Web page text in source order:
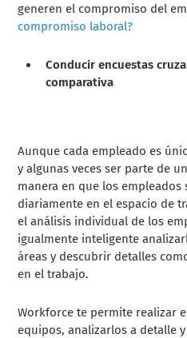
generen el compromiso del
compromiso laboral?
Conducir encuestas
comparativa
Aunque cada empleado es
y algunas veces ser parte de
manera en que los empleados
diariamente en el espacio de
el análisis individual de los
igualmente inteligente
áreas y descubrir detalles
en el trabajo.
Workforce te permite realizar
equipos, analizarlos a detalle